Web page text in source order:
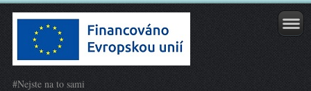
#Nejste na to sami